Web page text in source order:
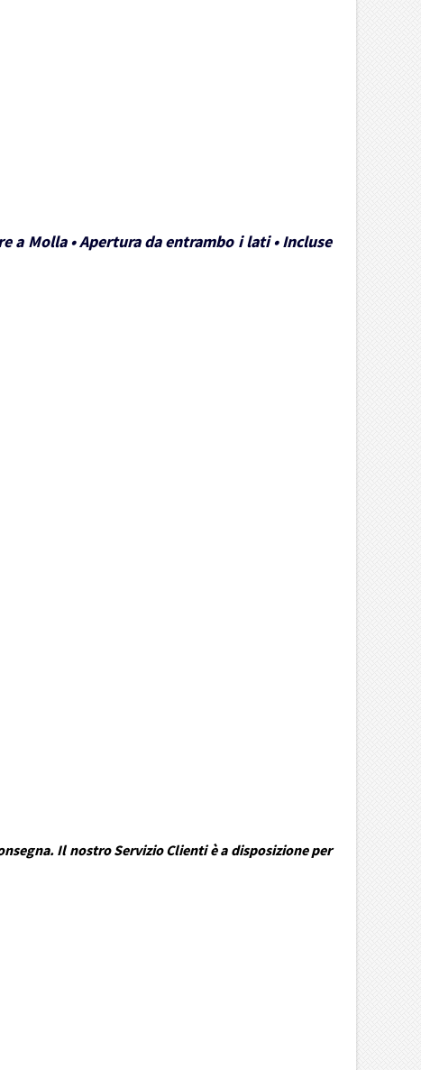
a Molla • Apertura da entrambo i lati • Incluse
Il nostro Servizio Clienti è a disposizione per